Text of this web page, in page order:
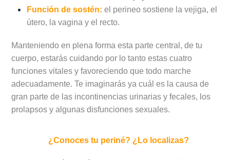
Función de sostén:el perineo sostiene la vejiga, el
útero, la vagina y el recto.
Manteniendo en plena forma esta parte central, de tu
cuerpo, estarás cuidando por lo tanto estas cuatro
funciones vitales y favoreciendo que todo marche
adecuadamente. Te imaginarás ya cuál es la causa de
gran parte de las incontinencias urinarias y fecales, los
prolapsos y algunas disfunciones sexuales.
¿Conoces tu periné? ¿Lo localizas?